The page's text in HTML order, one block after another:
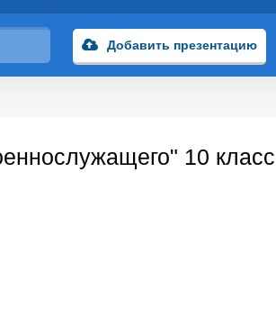
Добавить презентацию
10 класс